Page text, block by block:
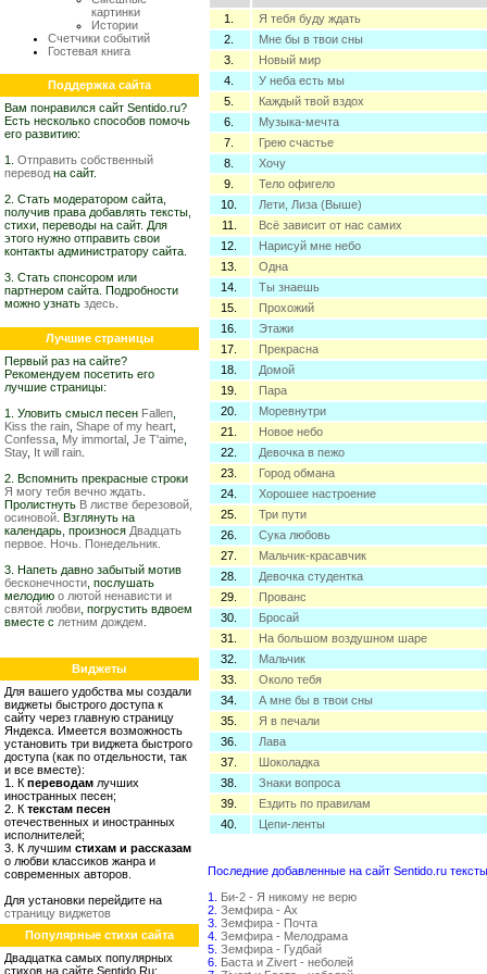
картинки
Истории
Счетчики событий
Гостевая книга
Поддержка сайта
Вам понравился сайт Sentido.ru?
Есть несколько способов помочь
его развитию:
1. Отправить собственный
перевод на сайт.
2. Стать модератором сайта,
получив права добавлять тексты,
стихи, переводы на сайт. Для
этого нужно отправить свои
контакты администратору сайта.
3. Стать спонсором или
партнером сайта. Подробности
можно узнать здесь
Лучшие страницы
Первый раз на сайте?
Рекомендуем посетить его
лучшие страницы:
1. Уловить смысл песен Fallen
Kiss the rain Shape of my heart
Confessa My immortal Je T'aime
Stay, It will rain
2. Вспомнить прекрасные строки
Я могу тебя вечно ждать
Пролистнуть В листве березовой,
осиновой . Взглянуть на
календарь, произнося Двадцать
первое. Ночь. Понедельник.
3. Напеть давно забытый мотив
бесконечности , послушать
мелодию о лютой ненависти и
святой любви , погрустить вдвоем
вместе с летним дождем
Виджеты
Для вашего удобства мы создали
виджеты быстрого доступа к
сайту через главную страницу
Яндекса. Имеется возможность
установить три виджета быстрого
доступа (как по отдельности, так
и все вместе):
1. К переводам лучших
иностранных песен;
2. К текстам песен
отечественных и иностранных
исполнителей;
3. К лучшим стихам и рассказам
о любви классиков жанра и
современных авторов.
Для установки перейдите на
страницу виджетов
Популярные стихи сайта
Двадцатка самых популярных
стихов на сайте Sentido.Ru:
1.
Я тебя буду ждать
2.
Мне бы в твои сны
3.
Новый мир
4.
У неба есть мы
5.
Каждый твой вздох
6.
Музыка-мечта
7.
Грею счастье
8.
Хочу
9.
Тело офигело
10.
Лети, Лиза (Выше)
11.
Всё зависит от нас самих
12.
Нарисуй мне небо
13.
Одна
14.
Ты знаешь
15.
Прохожий
16.
Этажи
17.
Прекрасна
18.
Домой
19.
Пара
20.
Моревнутри
21.
Новое небо
22.
Девочка в пежо
23.
Город обмана
24.
Хорошее настроение
25.
Три пути
26.
Сука любовь
27.
Мальчик-красавчик
28.
Девочка студентка
29.
Прованс
30.
Бросай
31.
На большом воздушном шаре
32.
Мальчик
33.
Около тебя
34.
А мне бы в твои сны
35.
Я в печали
36.
Лава
37.
Шоколадка
38.
Знаки вопроса
39.
Ездить по правилам
40.
Цепи-ленты
Последние добавленные на сайт Sentido.ru
1. Би-2 - Я никому не верю
2. Земфира - Ах
3. Земфира - Почта
4. Земфира - Мелодрама
5. Земфира - Гудбай
6. Баста и Zivert - неболей